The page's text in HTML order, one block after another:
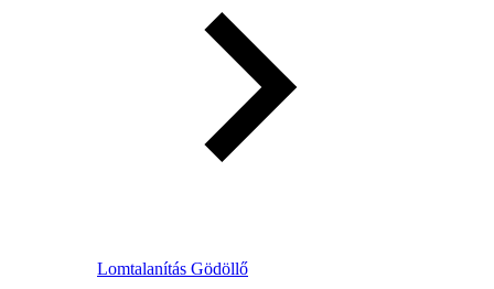
Lomtalanítás Gödöllő